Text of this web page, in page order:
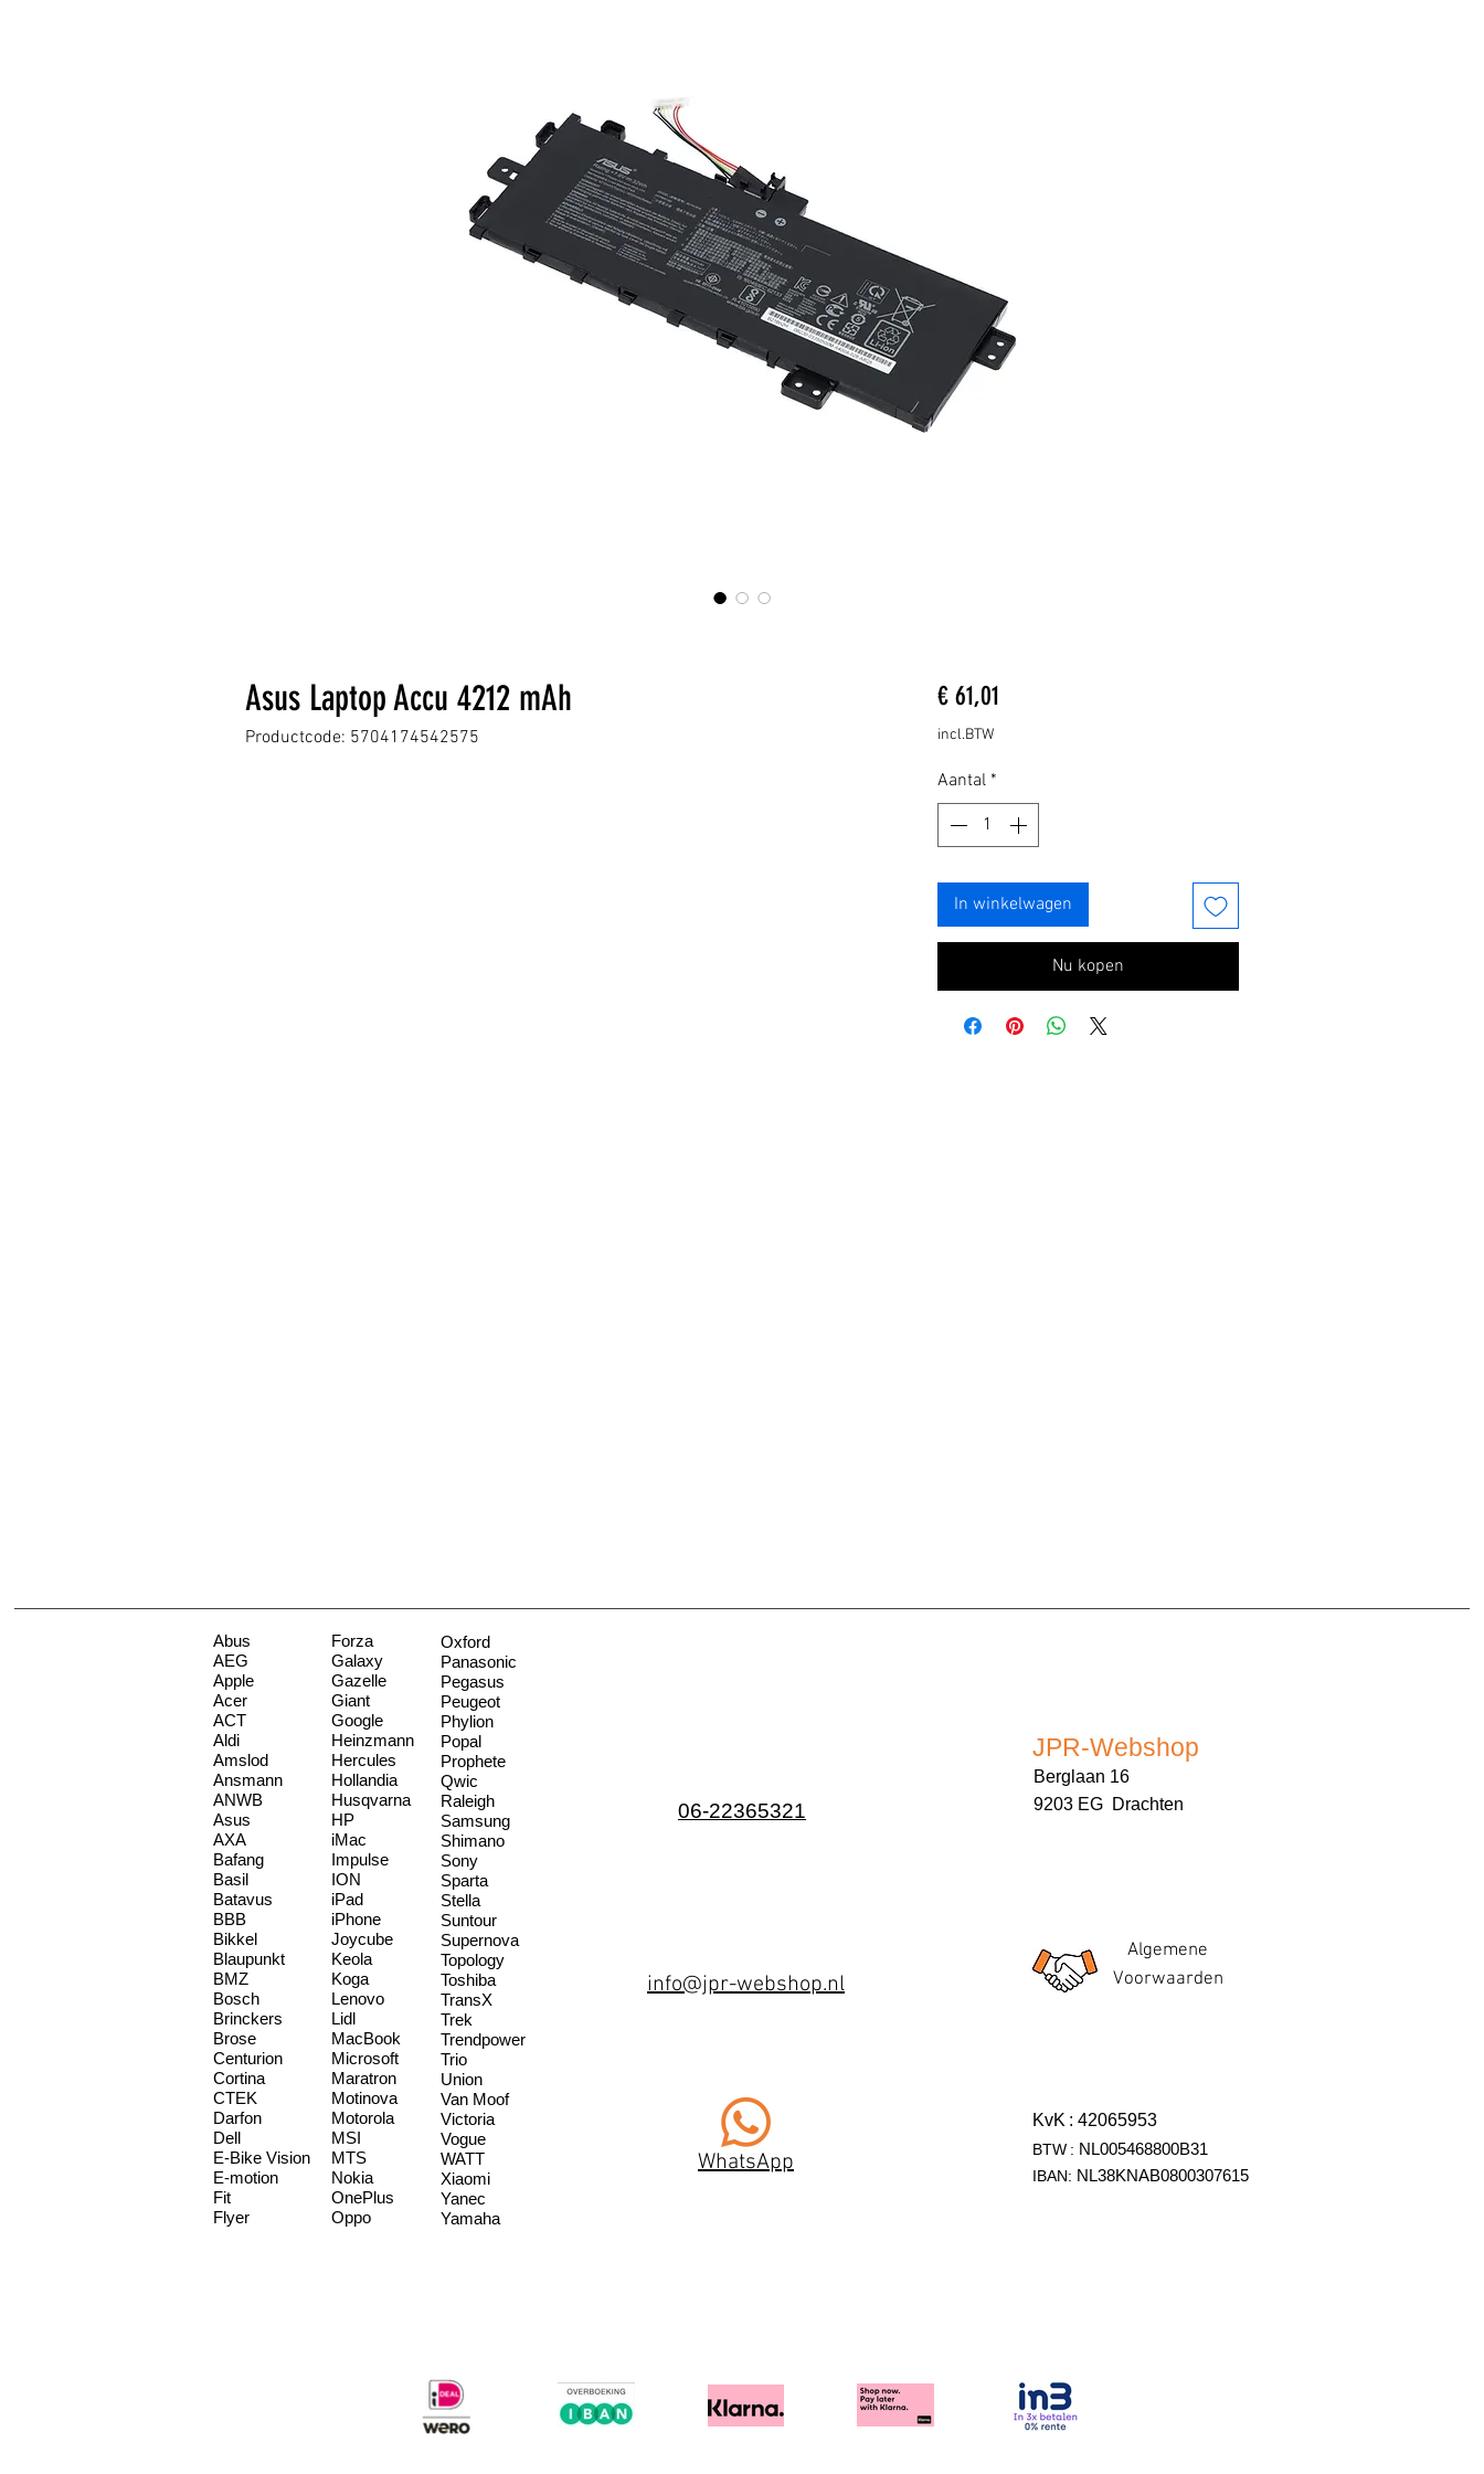
Asus Laptop Accu 4212 mAh
Productcode: 5704174542575
€ 61,01Prijs
incl.BTW
Aantal *
In winkelwagen
Nu kopen
Abus
AEG
Apple
Acer
ACT
Aldi
Amslod
Ansmann
ANWB
Asus
AXA
Bafang
Basil
Batavus
BBB
Bikkel
Blaupunkt
BMZ
Bosch
Brinckers
Brose
Centurion
Cortina
CTEK
Darfon
Dell
E-Bike Vision
E-motion
Fit
Flyer
Forza
Galaxy
Gazelle
Giant
Google
Heinzmann
Hercules
Hollandia
Husqvarna
HP
iMac
Impulse
ION
iPad
iPhone
Joycube
Keola
Koga
Lenovo
Lidl
MacBook
Microsoft
Maratron
Motinova
Motorola
MSI
MTS
Nokia
OnePlus
Oppo
Oxford
Panasonic
Pegasus
Peugeot
Phylion
Popal
Prophete
Qwic
Raleigh
Samsung
Shimano
Sony
Sparta
Stella
Suntour
Supernova
Topology
Toshiba
TransX
Trek
Trendpower
Trio
Union
Van Moof
Victoria
Vogue
WATT
Xiaomi
Yanec
Yamaha
06-22365321
info@jpr-webshop.nl
WhatsApp
JPR-Webshop
Berglaan 16
9203 EG Drachten
Algemene
Voorwaarden
KvK : 42065953
BTW : NL005468800B31
IBAN: NL38KNAB0800307615